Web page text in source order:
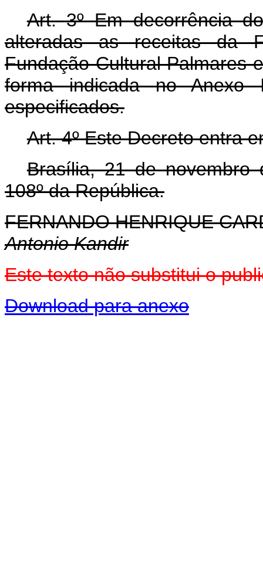
Art. 3º Em decorrência
alteradas as receitas da
Fundação Cultural Palmares
forma indicada no Anexo
especificados.
Art. 4º Este Decreto entra
Brasília, 21 de novembro
108º da República.
FERNANDO HENRIQUE
Antonio Kandir
Este texto não substitui o
Download para anexo